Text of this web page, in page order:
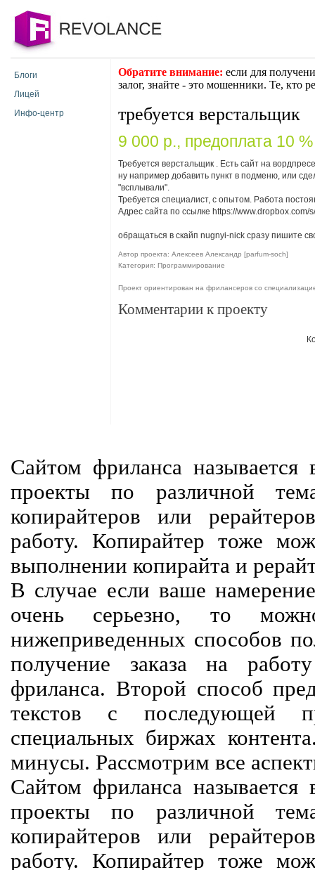
Блоги
Лицей
Инфо-центр
Обратите внимание: если для
залог, знайте - это мошенники. Те, кто
требуется верстальщик
9 000 p., предоплата 10 %
Требуется верстальщик . Есть сайт на
ну например добавить пункт в подменю, или
"всплывали".
Требуется специалист, с опытом. Работа
Адрес сайта по ссылке https://
обращаться в скайп nugnyi-nick сразу пишите
Автор проекта: Алексеев Александр [parfum-soch]
Категория: Программирование
Проект ориентирован на фрилансеров со
Комментарии к проекту
Сайтом фриланса называется
проекты по различной
копирайтеров или
работу. Копирайтер тоже
выполнении копирайта и
В случае если ваше
очень серьезно, то
нижеприведенных способов
получение заказа на
фриланса. Второй способ
текстов с последующей
специальных биржах
минусы. Рассмотрим все
Сайтом фриланса называется
проекты по различной
копирайтеров или
работу. Копирайтер тоже